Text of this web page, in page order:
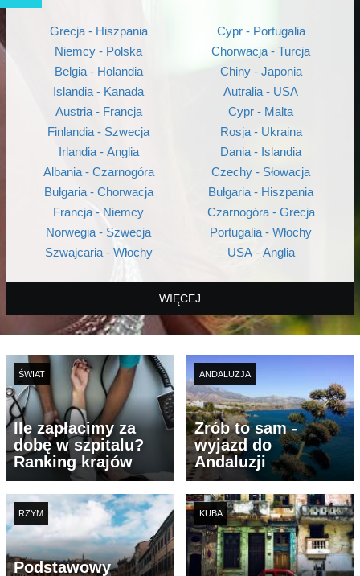
Grecja - Hiszpania
Niemcy - Polska
Belgia - Holandia
Islandia - Kanada
Austria - Francja
Finlandia - Szwecja
Irlandia - Anglia
Albania - Czarnogóra
Bułgaria - Chorwacja
Francja - Niemcy
Norwegia - Szwecja
Szwajcaria - Włochy
Cypr - Portugalia
Chorwacja - Turcja
Chiny - Japonia
Autralia - USA
Cypr - Malta
Rosja - Ukraina
Dania - Islandia
Czechy - Słowacja
Bułgaria - Hiszpania
Czarnogóra - Grecja
Portugalia - Włochy
USA - Anglia
WIĘCEJ
ŚWIAT
Ile zapłacimy za
dobę w szpitalu?
Ranking krajów
ANDALUZJA
Zrób to sam -
wyjazd do
Andaluzji
RZYM
Podstawowy
KUBA